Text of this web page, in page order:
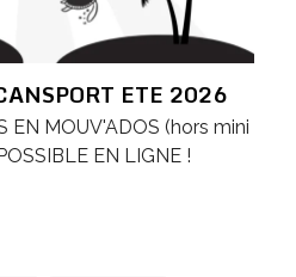
ETE 2026
EN MOUV'ADOS (hors mini
EN LIGNE !